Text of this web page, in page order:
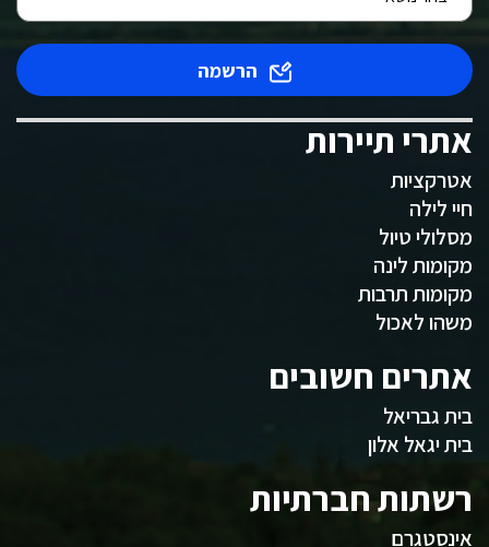
הרשמה
אתרי תיירות
אטרקציות
חיי לילה
מסלולי טיול
מקומות לינה
מקומות תרבות
משהו לאכול
אתרים חשובים
בית גבריאל
בית יגאל אלון
רשתות חברתיות
אינסטגרם